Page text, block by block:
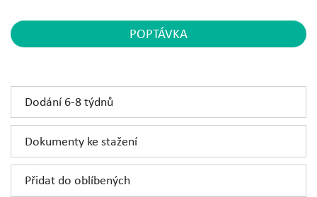
POPTÁVKA
Přidat do oblíbených
Dokumenty ke stažení
Dodání 6-8 týdnů